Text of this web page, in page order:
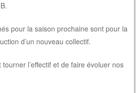
pour la saison prochaine sont pour la
d’un nouveau collectif.
l’effectif et de faire évoluer nos